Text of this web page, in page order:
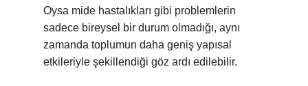
Oysa mide hastalıkları gibi problemlerin
sadece bireysel bir durum olmadığı, aynı
zamanda toplumun daha geniş yapısal
etkileriyle şekillendiği göz ardı edilebilir.